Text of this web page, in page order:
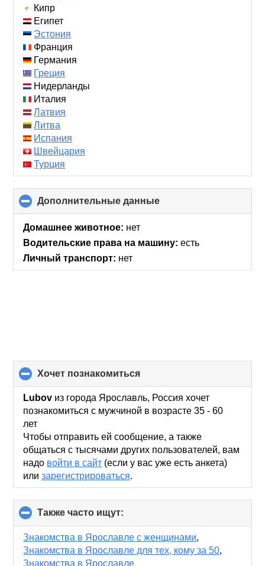
Кипр
Египет
Эстония
Франция
Германия
Греция
Нидерланды
Италия
Латвия
Литва
Испания
Швейцария
Турция
Дополнительные данные
to
Домашнее животное: нет
Водительские права на машину: есть
Личный транспорт: нет
хочет познакомиться
to
collapse
contents
Lubov из города Ярославль, Россия хочет
познакомиться с мужчиной в возрасте 35 - 60
лет
Чтобы отправить ей сообщение, а также
общаться с тысячами других пользователей, вам
надо войти в сайт (если у вас уже есть анкета)
илизарегистрироваться.
Также часто ищут:
to
collapse
contents
Знакомства в Ярославле с женщинами,
Знакомства в Ярославле для тех, кому за 50,
Знакомства в Ярославле